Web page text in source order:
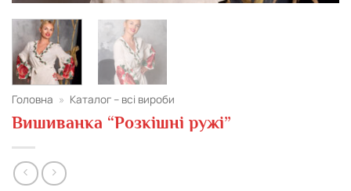
Головна » Каталог – всі вироби
Вишиванка “Розкішні ружі”